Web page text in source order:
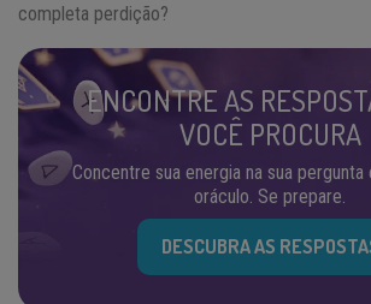
completa perdição?
ENCONTRE AS
VOCÊ PROCURA
Concentre sua energia na sua pergunta
oráculo. Se prepare.
DESCUBRA AS